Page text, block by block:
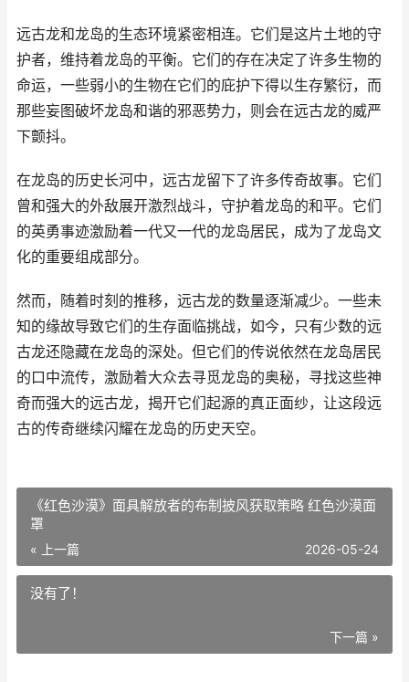
远古龙和龙岛的生态环境紧密相连。它们是这片土地的守
护者，维持着龙岛的平衡。它们的存在决定了许多生物的
命运，一些弱小的生物在它们的庇护下得以生存繁衍，而
那些妄图破坏龙岛和谐的邪恶势力，则会在远古龙的威严
下颤抖。
在龙岛的历史长河中，远古龙留下了许多传奇故事。它们
曾和强大的外敌展开激烈战斗，守护着龙岛的和平。它们
的英勇事迹激励着一代又一代的龙岛居民，成为了龙岛文
化的重要组成部分。
然而，随着时刻的推移，远古龙的数量逐渐减少。一些未
知的缘故导致它们的生存面临挑战，如今，只有少数的远
古龙还隐藏在龙岛的深处。但它们的传说依然在龙岛居民
的口中流传，激励着大众去寻觅龙岛的奥秘，寻找这些神
奇而强大的远古龙，揭开它们起源的真正面纱，让这段远
古的传奇继续闪耀在龙岛的历史天空。
《红色沙漠》面具解放者的布制披风获取策略 红色沙漠面
罩
« 上一篇 2026-05-24
没有了！
下一篇 »